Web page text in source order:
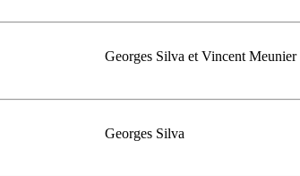
Georges Silva et Vincent Meunier
Georges Silva